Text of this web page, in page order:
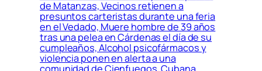
de Matanzas, Vecinos retienen a
presuntos carteristas durante una feria
en el Vedado, Muere hombre de 39 años
tras una pelea en Cárdenas el día de su
cumpleaños, Alcohol psicofármacos y
violencia ponen en alerta a una